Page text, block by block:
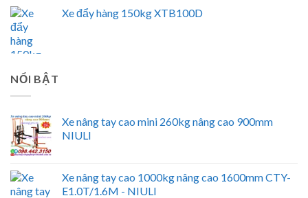
Xe đẩy hàng 150kg XTB100D
NỔI BẬT
Xe nâng tay cao mini 260kg nâng cao 900mm
NIULI
Xe nâng tay cao 1000kg nâng cao 1600mm CTY-
E1.0T/1.6M - NIULI